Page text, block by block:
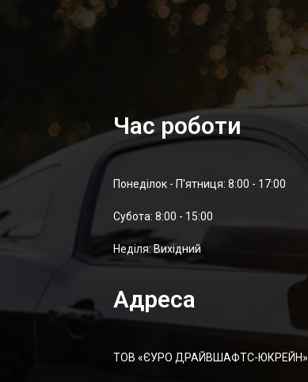
Час роботи
Понеділок - П'ятниця: 8:00 - 17:00
Суботa: 8:00 - 15:00
Неділя: Вихідний
Адреса
ТОВ «ЄУРО ДРАЙВШАФТC-ЮКРЕЙН»